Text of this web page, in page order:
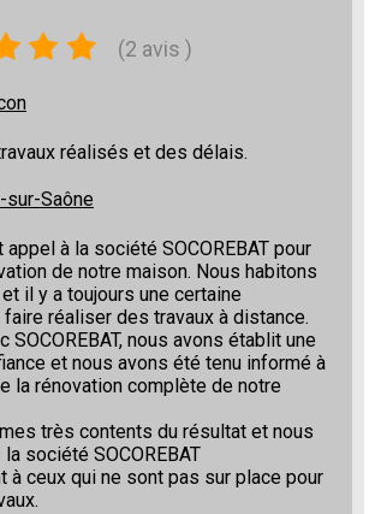
(2 avis )
réalisés et des délais.
sur-Saône
à la société SOCOREBAT pour
de notre maison. Nous habitons
il y a toujours une certaine
réaliser des travaux à distance.
SOCOREBAT, nous avons établit une
et nous avons été tenu informé à
la rénovation complète de notre
très contents du résultat et nous
société SOCOREBAT
à ceux qui ne sont pas sur place pour